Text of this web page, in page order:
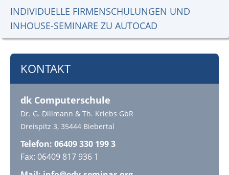
INDIVIDUELLE FIRMENSCHULUNGEN UND
INHOUSE-SEMINARE ZU AUTOCAD
KONTAKT
dk Computerschule
Dr. G. Dillmann & Th. Kriebs GbR
Dreispitz 3, 35444 Biebertal
Telefon: 06409 330 199 3
Fax: 06409 817 936 1